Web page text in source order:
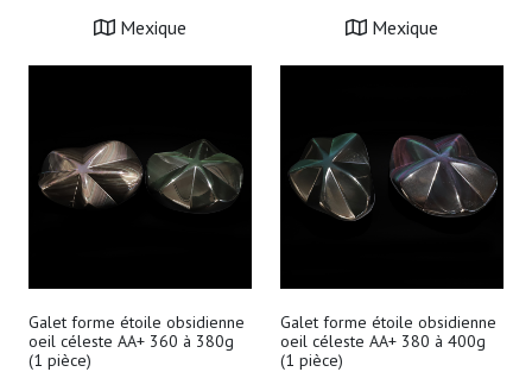
Mexique Mexique
Galet forme étoile obsidienne
oeil céleste AA+ 360 à 380g
(1 pièce)
Galet forme étoile obsidienne
oeil céleste AA+ 380 à 400g
(1 pièce)